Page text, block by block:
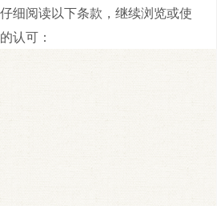
细阅读以下条款，继续浏览或使
认可：